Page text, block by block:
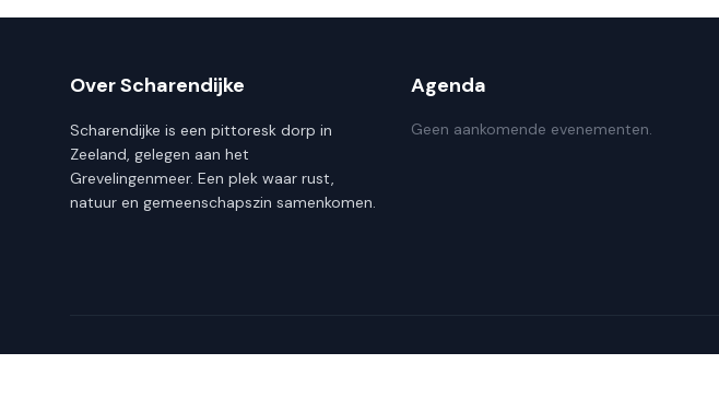
Over Scharendijke
Scharendijke is een pittoresk dorp in
Zeeland, gelegen aan het
Grevelingenmeer. Een plek waar rust,
natuur en gemeenschapszin samenkomen.
Agenda
Geen aankomende evenementen.